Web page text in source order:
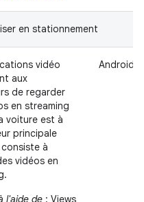
en stationnement
vidéo
aux
de regarder
en streaming
voiture est à
principale
à
vidéos en
l'aide de : Views
Android